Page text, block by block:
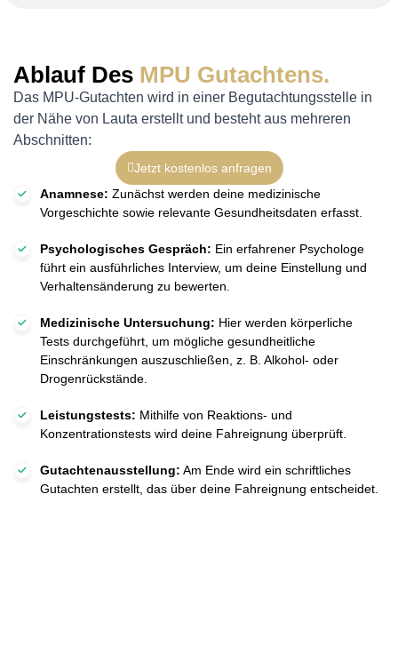
Ablauf Des MPU Gutachtens.
Das MPU-Gutachten wird in einer Begutachtungsstelle in
der Nähe von Lauta erstellt und besteht aus mehreren
Abschnitten:
Jetzt kostenlos anfragen
Anamnese: Zunächst werden deine medizinische
Vorgeschichte sowie relevante Gesundheitsdaten erfasst.
Psychologisches Gespräch: Ein erfahrener Psychologe
führt ein ausführliches Interview, um deine Einstellung und
Verhaltensänderung zu bewerten.
Medizinische Untersuchung: Hier werden körperliche
Tests durchgeführt, um mögliche gesundheitliche
Einschränkungen auszuschließen, z. B. Alkohol- oder
Drogenrückstände.
Leistungstests: Mithilfe von Reaktions- und
Konzentrationstests wird deine Fahreignung überprüft.
Gutachtenausstellung: Am Ende wird ein schriftliches
Gutachten erstellt, das über deine Fahreignung entscheidet.